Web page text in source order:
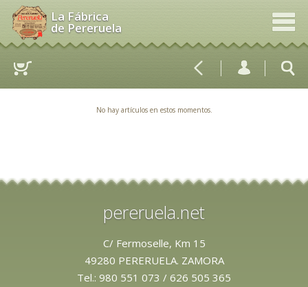
La Fábrica
de Pereruela
No hay artículos en estos momentos.
pereruela.net
C/ Fermoselle, Km 15
49280 PERERUELA. ZAMORA
Tel.: 980 551 073 / 626 505 365